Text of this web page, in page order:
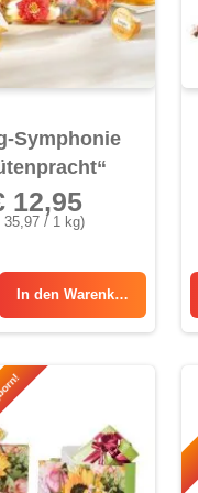
Symphonie
35,97 / 1 kg)
12,95
In den Warenkorb